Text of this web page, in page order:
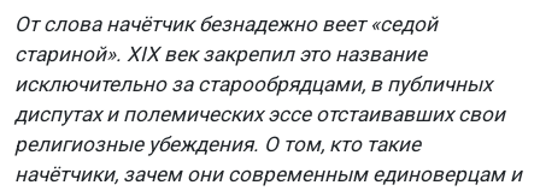
От слова начётчик безнадежно веет «седой
стариной». XIXвек закрепил это название
исключительно за старообрядцами, в публичных
диспутах и полемических эссе отстаивавших свои
религиозные убеждения. О том, кто такие
начётчики, зачем они современным единоверцам и